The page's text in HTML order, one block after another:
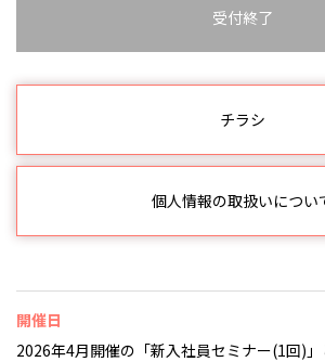
受付終了
チラシ
個人情報の取扱いについ
開催日
2026年4月開催の「新入社員セミナー(1回)